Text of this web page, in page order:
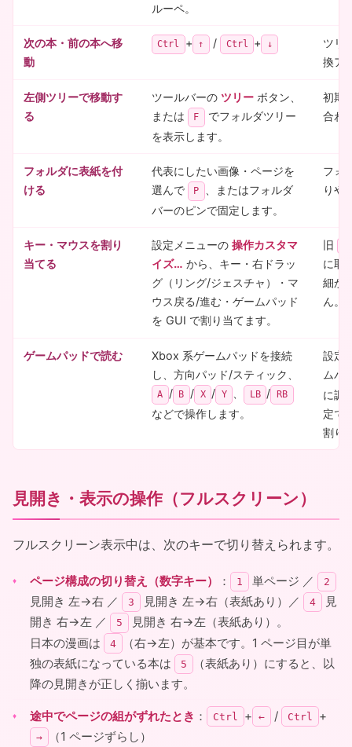
ルーペ。
次の本・前の本へ移
動
Ctrl + ↑ / Ctrl + ↓
ツリ
換ア
左側ツリーで移動す
る
ツールバーの ツリーボタン、
または
F
でフォルダツリー
を表示します。
初期
合わ
フォルダに表紙を付
ける
代表にしたい画像・ページを
選んで
P
、またはフォルダ
バーのピンで固定します。
フォ
りや
キー・マウスを割り
当てる
設定メニューの 操作カスタマ
イズ… から、キー・右ドラッ
グ（リング/ジェスチャ）・マ
ウス戻る/進む・ゲームパッド
を GUI で割り当てます。
旧
に取
細か
ん。
ゲームパッドで読む
Xbox 系ゲームパッドを接続
し、方向パッド/スティック、
A / B / X / Y 、 LB / RB
などで操作します。
設定
ムパ
に調
定で
割り
見開き・表示の操作（フルスクリーン）
フルスクリーン表示中は、次のキーで切り替えられます。
ページ構成の切り替え（数字キー） ： 1 単ページ ／ 2
見開き 左→右 ／ 3 見開き 左→右（表紙あり）／ 4
見
開き 右→左 ／
5
見開き 右→左（表紙あり）。
日本の漫画は
4
（右→左）が基本です。1 ページ目が単
独の表紙になっている本は
5
（表紙あり）にすると、以
降の見開きが正しく揃います。
途中でページの組がずれたとき ： Ctrl + ← / Ctrl +
→ （1 ページずらし）